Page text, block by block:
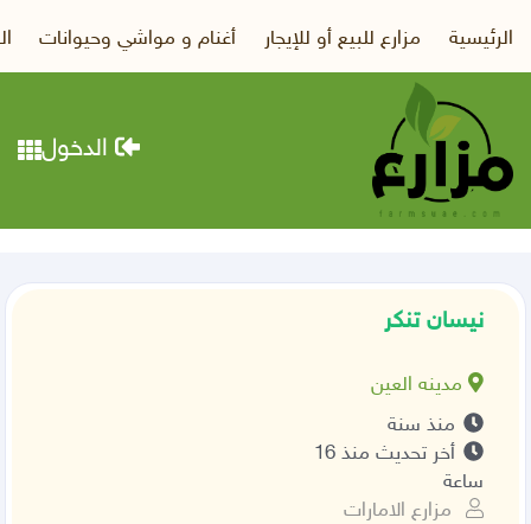
الرئيسية مزارع للبيع أو للإيجار أغنام و مواشي وحيوانات
الدخول
نيسان تنكر
مدينه العين
منذ سنة
أخر تحديث منذ 16
ساعة
مزارع الامارات